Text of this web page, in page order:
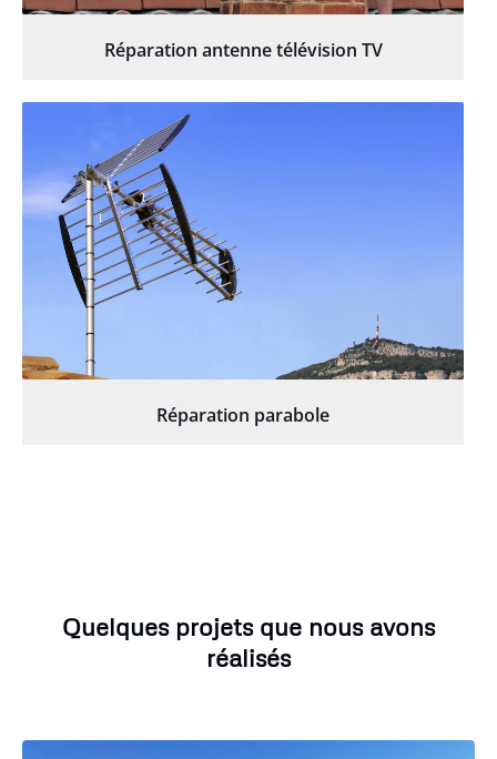
Réparation antenne télévision TV
Réparation parabole
Quelques projets que nous avons
réalisés